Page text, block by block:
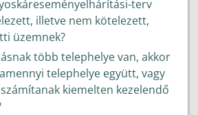
terv
illetve nem kötelezett,
üzemnek?
több telephelye van, akkor
telephelye együtt, vagy
kiemelten kezelendő